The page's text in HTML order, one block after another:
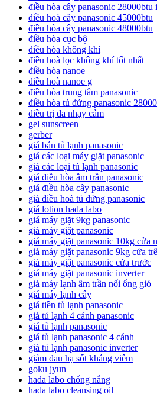
điều hòa cây panasonic 28000btu
điều hoà cây panasonic 45000btu
điều hòa cây panasonic 48000btu
điều hòa cục bộ
điều hòa không khí
điều hoà lọc không khí tốt nhất
điều hòa nanoe
điều hoà nanoe g
điều hòa trung tâm panasonic
điều hòa tủ đứng panasonic
điều trị da nhạy cảm
gel sunscreen
gerber
giá bán tủ lạnh panasonic
giá các loại máy giặt panasonic
giá các loại tủ lạnh panasonic
giá điều hòa âm trần panasonic
giá điều hòa cây panasonic
giá điều hoà tủ đứng panasonic
giá lotion hada labo
giá máy giặt 9kg panasonic
giá máy giặt panasonic
giá máy giặt panasonic 10kg cửa
giá máy giặt panasonic 9kg cửa
giá máy giặt panasonic cửa trước
giá máy giặt panasonic inverter
giá máy lạnh âm trần nối ống gió
giá máy lạnh cây
giá tiền tủ lạnh panasonic
giá tủ lạnh 4 cánh panasonic
giá tủ lạnh panasonic
giá tủ lạnh panasonic 4 cánh
giá tủ lạnh panasonic inverter
giảm đau hạ sốt kháng viêm
goku jyun
hada labo chống nắng
hada labo cleansing oil